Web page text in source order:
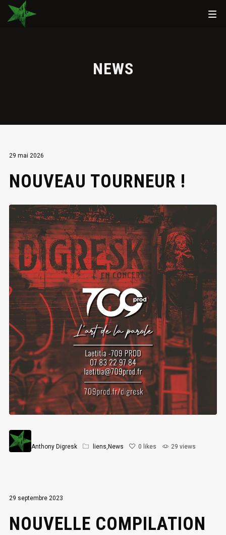
NEWS
29 mai 2026
NOUVEAU TOURNEUR !
Anthony Digresk liens News 0 likes 29 views
29 septembre 2023
NOUVELLE COMPILATION